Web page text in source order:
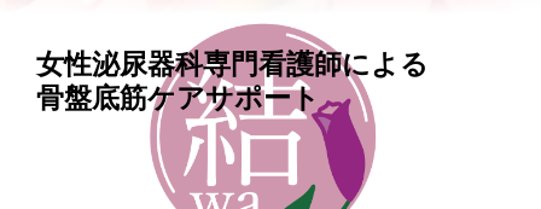
女性泌尿器科専門看護師による
骨盤底筋ケアサポート